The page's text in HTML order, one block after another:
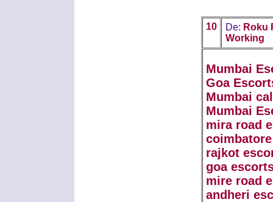
10 De: Roku
Working
Mumbai
Goa
Mumbai
Mumbai
mira road
rajkot
goa
mire road
andheri